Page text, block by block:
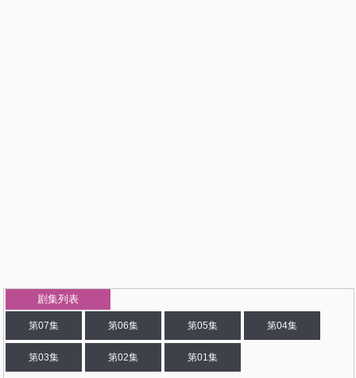
剧集列表
第07集 第06集 第05集 第04集
第03集 第02集 第01集